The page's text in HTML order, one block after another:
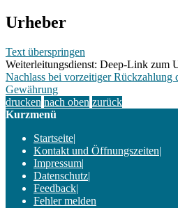
Urheber
Text überspringen
Weiterleitungsdienst: Deep-Link zum
Nachlass bei vorzeitiger Rückzahlung
Gewährung
drucken nach oben zurück
Kurzmenü
Startseite|
Kontakt und Öffnungszeiten|
Impressum|
Datenschutz|
Feedback|
Fehler melden